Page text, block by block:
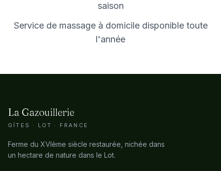
saison
Service de massage à domicile disponible toute
l'année
La Gazouillerie
GÎTES · LOT · FRANCE
Ferme du XVIème siècle restaurée, nichée dans
un hectare de nature dans le Lot.